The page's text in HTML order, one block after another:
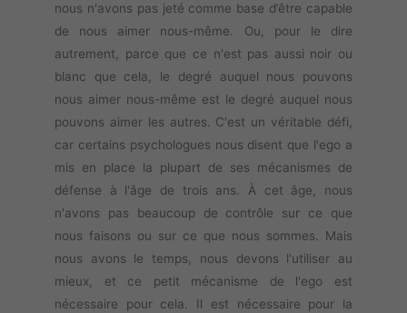
nous n'avons pas jeté comme base d’être capable
de nous aimer nous-même. Ou, pour le dire
autrement, parce que ce n'est pas aussi noir ou
blanc que cela, le degré auquel nous pouvons
nous aimer nous-même est le degré auquel nous
pouvons aimer les autres. C'est un véritable défi,
car certains psychologues nous disent que l'ego a
mis en place la plupart de ses mécanismes de
défense à l'âge de trois ans. À cet âge, nous
n'avons pas beaucoup de contrôle sur ce que
nous faisons ou sur ce que nous sommes. Mais
nous avons le temps, nous devons l'utiliser au
mieux, et ce petit mécanisme de l'ego est
nécessaire pour cela. Il est nécessaire pour la